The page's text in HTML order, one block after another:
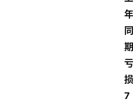
年
同
期
亏
损
7